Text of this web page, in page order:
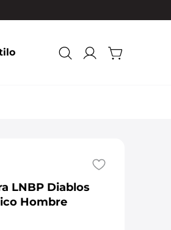
LNBP Diablos
Hombre